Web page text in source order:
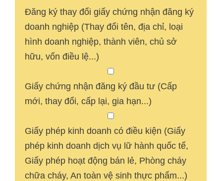
Đăng ký thay đổi giấy chứng nhận đăng ký
doanh nghiệp (Thay đổi tên, địa chỉ, loại
hình doanh nghiệp, thành viên, chủ sở
hữu, vốn điều lệ...)
Giấy chứng nhận đăng ký đầu tư (Cấp
mới, thay đổi, cấp lại, gia hạn...)
Giấy phép kinh doanh có điều kiện (Giấy
phép kinh doanh dịch vụ lữ hành quốc tế,
Giấy phép hoạt động bán lẻ, Phòng cháy
chữa cháy, An toàn vệ sinh thực phẩm...)